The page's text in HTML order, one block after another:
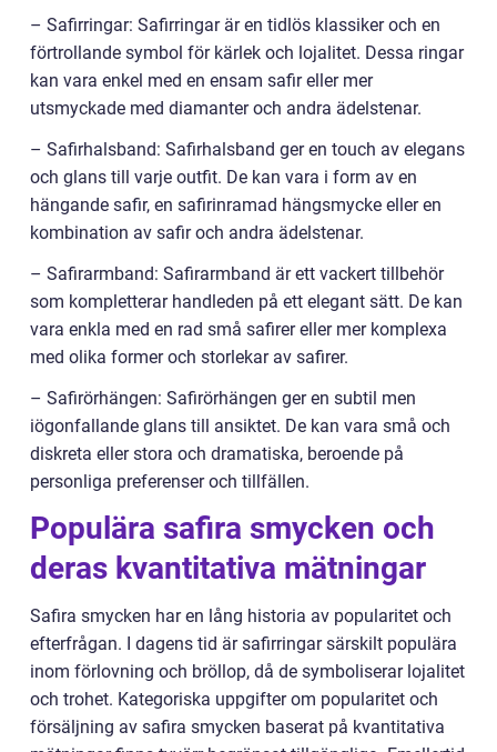
– Safirringar: Safirringar är en tidlös klassiker och en
förtrollande symbol för kärlek och lojalitet. Dessa ringar
kan vara enkel med en ensam safir eller mer
utsmyckade med diamanter och andra ädelstenar.
– Safirhalsband: Safirhalsband ger en touch av elegans
och glans till varje outfit. De kan vara i form av en
hängande safir, en safirinramad hängsmycke eller en
kombination av safir och andra ädelstenar.
– Safirarmband: Safirarmband är ett vackert tillbehör
som kompletterar handleden på ett elegant sätt. De kan
vara enkla med en rad små safirer eller mer komplexa
med olika former och storlekar av safirer.
– Safirörhängen: Safirörhängen ger en subtil men
iögonfallande glans till ansiktet. De kan vara små och
diskreta eller stora och dramatiska, beroende på
personliga preferenser och tillfällen.
Populära safira smycken och
deras kvantitativa mätningar
Safira smycken har en lång historia av popularitet och
efterfrågan. I dagens tid är safirringar särskilt populära
inom förlovning och bröllop, då de symboliserar lojalitet
och trohet. Kategoriska uppgifter om popularitet och
försäljning av safira smycken baserat på kvantitativa